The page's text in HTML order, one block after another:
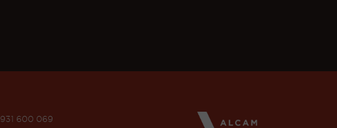
931 600 069